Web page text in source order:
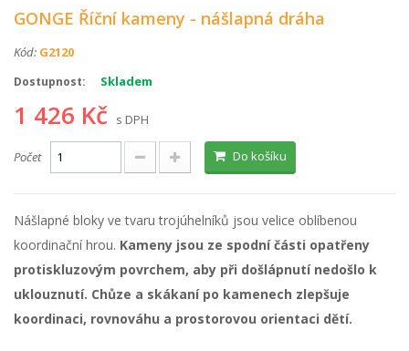
GONGE Říční kameny - nášlapná dráha
Kód: G2120
Dostupnost: Skladem
1 426 Kč s DPH
Počet Do košíku
Nášlapné bloky ve tvaru trojúhelníků jsou velice oblíbenou
koordinační hrou. Kameny jsou ze spodní části opatřeny
protiskluzovým povrchem, aby při došlápnutí nedošlo k
uklouznutí. Chůze a skákaní po kamenech zlepšuje
koordinaci, rovnováhu a prostorovou orientaci dětí.